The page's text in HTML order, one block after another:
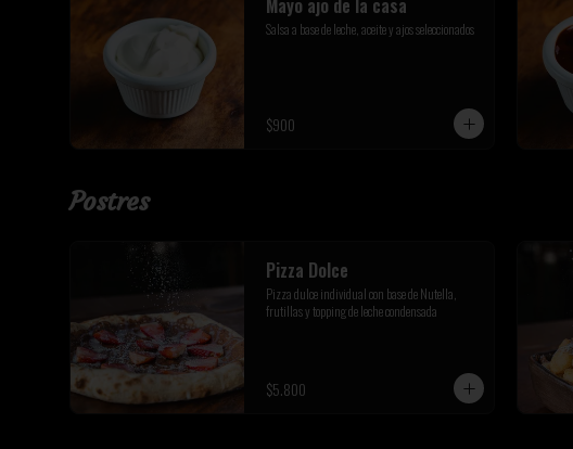
Mayo ajo de la casa
Salsa a base de leche, aceite y ajos seleccionados
$900
Postres
Pizza Dolce
Pizza dulce individual con base de Nutella,
frutillas y topping de leche condensada
$5.800